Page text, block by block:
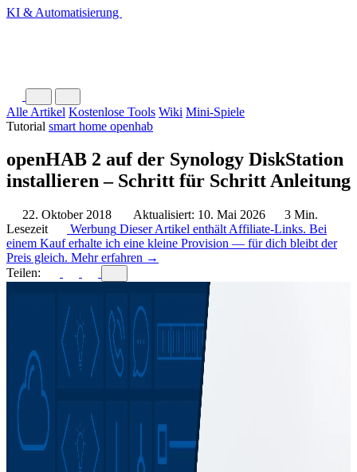
KI & Automatisierung
Alle Artikel Kostenlose Tools Wiki Mini-Spiele
Tutorial smart home openhab
openHAB 2 auf der Synology DiskStation
installieren – Schritt für Schritt Anleitung
22. Oktober 2018 Aktualisiert: 10. Mai 2026
3 Min.
Lesezeit
Werbung Dieser Artikel enthält Affiliate-Links. Bei
einem Kauf erhalte ich eine kleine Provision — für dich bleibt der
Preis gleich. Mehr erfahren →
Teilen: